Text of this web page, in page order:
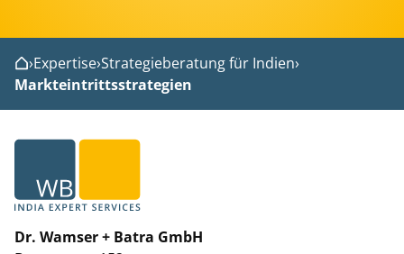
Home
›Expertise›Strategieberatung für Indien›
Markteintrittsstrategien
Dr. Wamser + Batra GmbH